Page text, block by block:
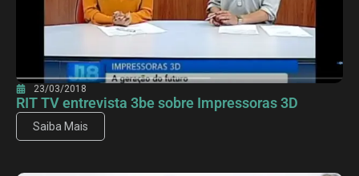
23/03/2018
RIT TV entrevista 3be sobre Impressoras 3D
Saiba Mais